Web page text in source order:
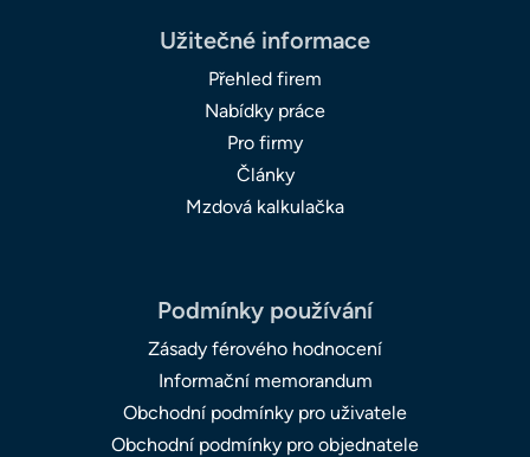
Užitečné informace
Přehled firem
Nabídky práce
Pro firmy
Články
Mzdová kalkulačka
Podmínky používání
Zásady férového hodnocení
Informační memorandum
Obchodní podmínky pro uživatele
Obchodní podmínky pro objednatele